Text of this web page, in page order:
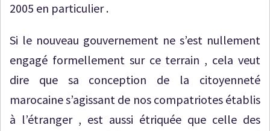
2005 en particulier .
Si le nouveau gouvernement ne s’est nullement
engagé formellement sur ce terrain , cela veut
dire que sa conception de la citoyenneté
marocaine s’agissant de nos compatriotes établis
à l’étranger , est aussi étriquée que celle des